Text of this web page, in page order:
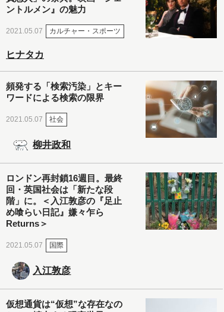
ントルメン』の魅力
2021.05.07 カルチャー・スポーツ
ヒナタカ
頻発する「検索汚染」とキー
ワードによる検索の限界
2021.05.07 社会
柳井政和
ロンドン再封鎖16週目。最終
回・英国社会は「新たな段
階」に。＜入江敦彦の『足止
め喰らい日記』嫌々乍ら
Returns＞
2021.05.07 国際
入江敦彦
仮想通貨は“仮想”な存在なの